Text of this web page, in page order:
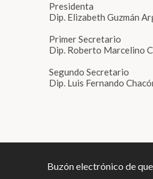
Presidenta
Dip. Elizabeth Guzmán
Primer Secretario
Dip. Roberto Marcelino
Segundo Secretario
Dip. Luis Fernando
Buzón electrónico de